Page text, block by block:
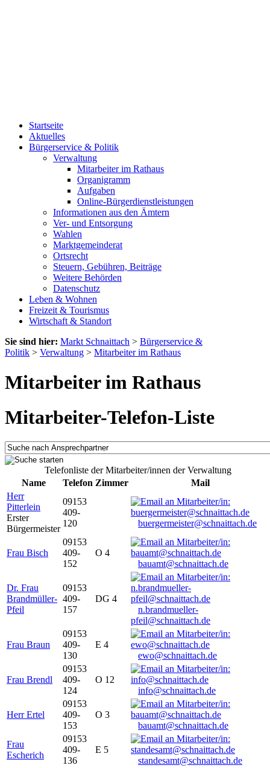
Startseite
Aktuelles
Bürgerservice & Politik
Verwaltung
Mitarbeiter im Rathaus
Organigramm
Aufgaben
Online-Bürgerdienstleistungen
Informationen aus den Ämtern
Ver- und Entsorgung
Wahlen
Marktgemeinderat
Ortsrecht
Steuern, Gebühren, Beiträge
Weitere Behörden
Datenschutz
Leben & Wohnen
Freizeit & Tourismus
Wirtschaft & Standort
Sie sind hier: Markt Schnaittach > Bürgerservice &
Politik > Verwaltung > Mitarbeiter im Rathaus
Mitarbeiter im Rathaus
Mitarbeiter-Telefon-Liste
Telefonliste der Mitarbeiter/innen der Verwaltung
Name
Telefon Zimmer
Mail
Herr
Pitterlein
Erster
Bürgermeister
09153
409-
120
buergermeister@schnaittach.de
Frau Bisch
09153
409-
152
O 4
bauamt@schnaittach.de
Dr. Frau
Brandmüller-
Pfeil
09153
409-
157
DG 4
n.brandmueller-
pfeil@schnaittach.de
Frau Braun
09153
409-
130
E 4
ewo@schnaittach.de
Frau Brendl
09153
409-
124
O 12
info@schnaittach.de
Herr Ertel
09153
409-
153
O 3
bauamt@schnaittach.de
Frau
Escherich
09153
409-
136
E 5
standesamt@schnaittach.de